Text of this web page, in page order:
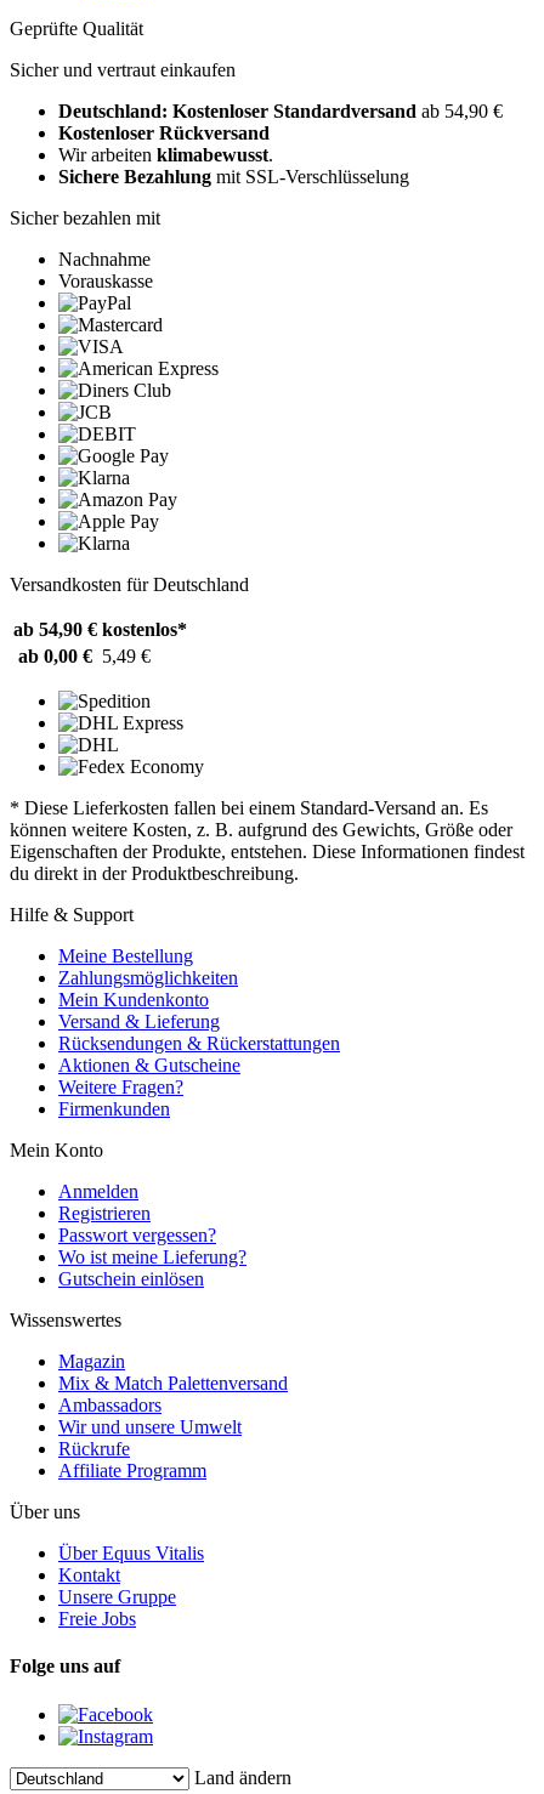
Geprüfte Qualität
Sicher und vertraut einkaufen
Deutschland: Kostenloser Standardversand ab 54,90 €
Kostenloser Rückversand
Wir arbeiten klimabewusst.
Sichere Bezahlung mit SSL-Verschlüsselung
Sicher bezahlen mit
Nachnahme
Vorauskasse
Versandkosten für Deutschland
ab 54,90 € kostenlos*
ab 0,00 € 5,49 €
* Diese Lieferkosten fallen bei einem Standard-Versand an. Es
können weitere Kosten, z. B. aufgrund des Gewichts, Größe oder
Eigenschaften der Produkte, entstehen. Diese Informationen findest
du direkt in der Produktbeschreibung.
Hilfe & Support
Meine Bestellung
Zahlungsmöglichkeiten
Mein Kundenkonto
Versand & Lieferung
Rücksendungen & Rückerstattungen
Aktionen & Gutscheine
Weitere Fragen?
Firmenkunden
Mein Konto
Anmelden
Registrieren
Passwort vergessen?
Wo ist meine Lieferung?
Gutschein einlösen
Wissenswertes
Magazin
Mix & Match Palettenversand
Ambassadors
Wir und unsere Umwelt
Rückrufe
Affiliate Programm
Über uns
Über Equus Vitalis
Kontakt
Unsere Gruppe
Freie Jobs
Folge uns auf
Land ändern